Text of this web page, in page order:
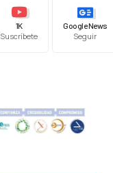
1K
Suscríbete
Google News
Seguir